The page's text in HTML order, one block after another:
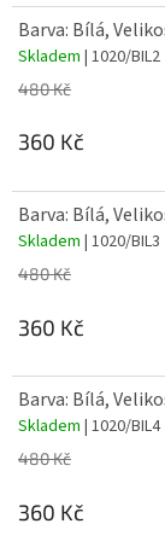
Barva: Bílá,
Skladem | 1020/BIL2
480 Kč
360 Kč
Barva: Bílá,
Skladem | 1020/BIL3
480 Kč
360 Kč
Barva: Bílá,
Skladem | 1020/BIL4
480 Kč
360 Kč